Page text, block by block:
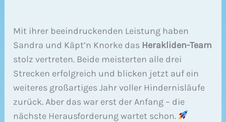
Mit ihrer beeindruckenden Leistung haben
Sandra und Käpt’n Knorke das Herakliden-Team
stolz vertreten. Beide meisterten alle drei
Strecken erfolgreich und blicken jetzt auf ein
weiteres großartiges Jahr voller Hindernisläufe
zurück. Aber das war erst der Anfang – die
nächste Herausforderung wartet schon.